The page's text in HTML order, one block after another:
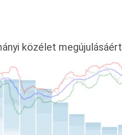
közélet megújulásáért